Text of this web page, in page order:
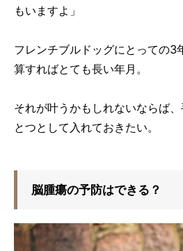
もいますよ」
フレンチブルドッグにとっての3
算すればとても長い年月。
それが叶うかもしれないならば
とつとして入れておきたい。
脳腫瘍の予防はできる？